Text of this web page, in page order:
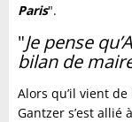
Paris".
"Je pense
bilan de
Alors qu’il vient
Gantzer s’est allié